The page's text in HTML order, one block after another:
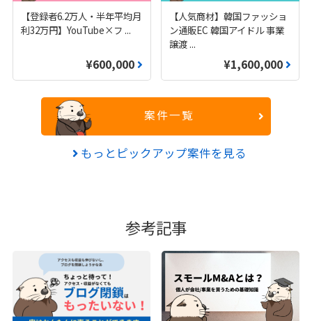
【登録者6.2万人・半年平均月
利32万円】YouTube×フ ...
¥600,000
【人気商材】韓国ファッショ
ン通販EC 韓国アイドル 事業
譲渡 ...
¥1,600,000
案件一覧
もっとピックアップ案件を見る
参考記事